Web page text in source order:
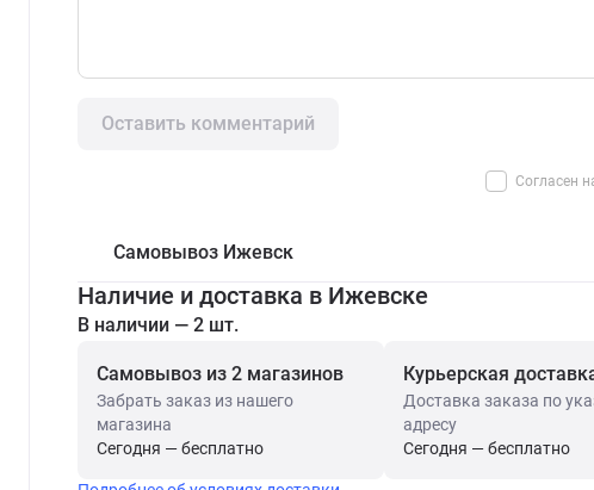
Оставить комментарий
Согласен
Самовывоз Ижевск
Наличие и доставка в Ижевске
В наличии — 2 шт.
Самовывоз из 2 магазинов
Забрать заказ из нашего
магазина
Сегодня — бесплатно
Курьерская
Доставка заказа по
адресу
Сегодня — бесплатно